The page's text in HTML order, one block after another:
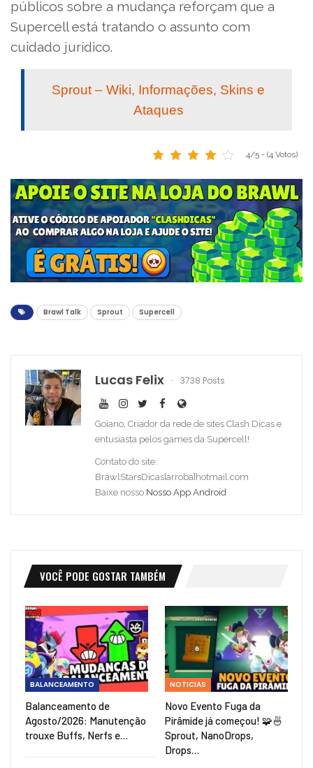
públicos sobre a mudança reforçam que a
Supercell está tratando o assunto com
cuidado jurídico.
Sprout – Wiki, Informações, Skins e
Ataques
4/5 - (4 Votos)
Brawl Talk Sprout Supercell
Lucas Felix 3738 Posts
Goiano, Criador da rede de sites Clash Dicas e
entusiasta pelos games da Supercell!
Contato do site:
BrawlStarsDicas[arroba]hotmail.com
Baixe nosso Nosso App Android
VOCÊ PODE GOSTAR TAMBÉM
BALANCEAMENTO
Balanceamento de
Agosto/2026: Manutenção
trouxe Buffs, Nerfs e…
NOTICIAS
Novo Evento Fuga da
Pirâmide já começou! 🧩🍜
Sprout, NanoDrops,
Drops…